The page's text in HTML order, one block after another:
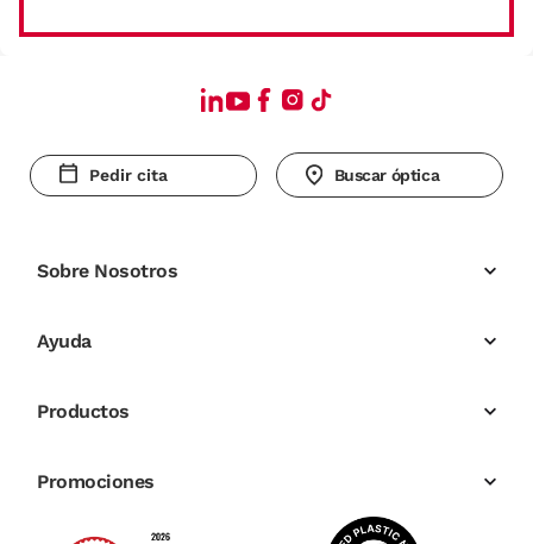
Pedir cita Buscar óptica
Sobre Nosotros
Ayuda
Productos
Promociones